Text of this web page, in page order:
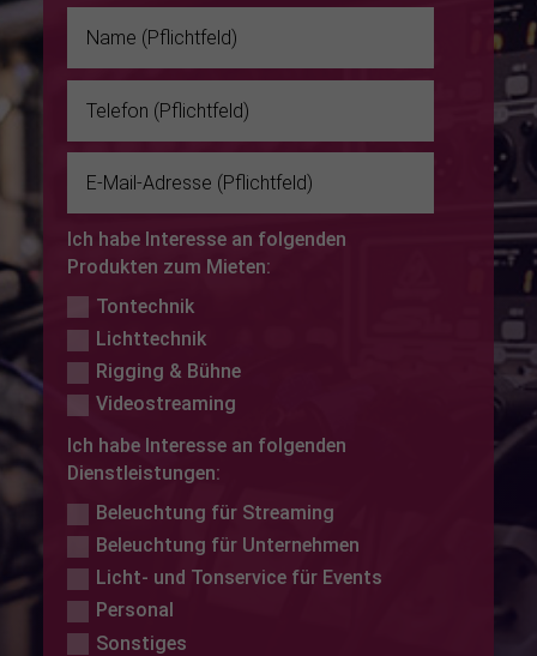
Ich habe Interesse an folgenden
Produkten zum Mieten:
Tontechnik
Lichttechnik
Rigging & Bühne
Videostreaming
Ich habe Interesse an folgenden
Dienstleistungen:
Beleuchtung für Streaming
Beleuchtung für Unternehmen
Licht- und Tonservice für Events
Personal
Sonstiges